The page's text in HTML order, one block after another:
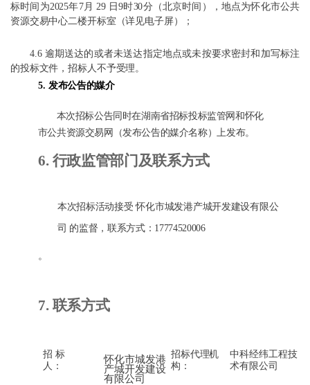
标时间为2025年7月 29 日9时30分（北京时间），地点为怀化市公共
资源交易中心二楼开标室（详见电子屏）；
4.6 逾期送达的或者未送达指定地点或未按要求密封和加写标注
的投标文件，招标人不予受理。
5. 发布公告的媒介
本次招标公告同时在湖南省招标投标监管网和怀化
市公共资源交易网（发布公告的媒介名称）上发布。
6. 行政监管部门及联系方式
本次招标活动接受 怀化市城发港产城开发建设有限公
司 的监督，联系方式： 17774520006
。
7. 联系方式
招 标
人：
怀化市城发港
产城开发建设
有限公司
招标代理机
构：
中科经纬工程技
术有限公司